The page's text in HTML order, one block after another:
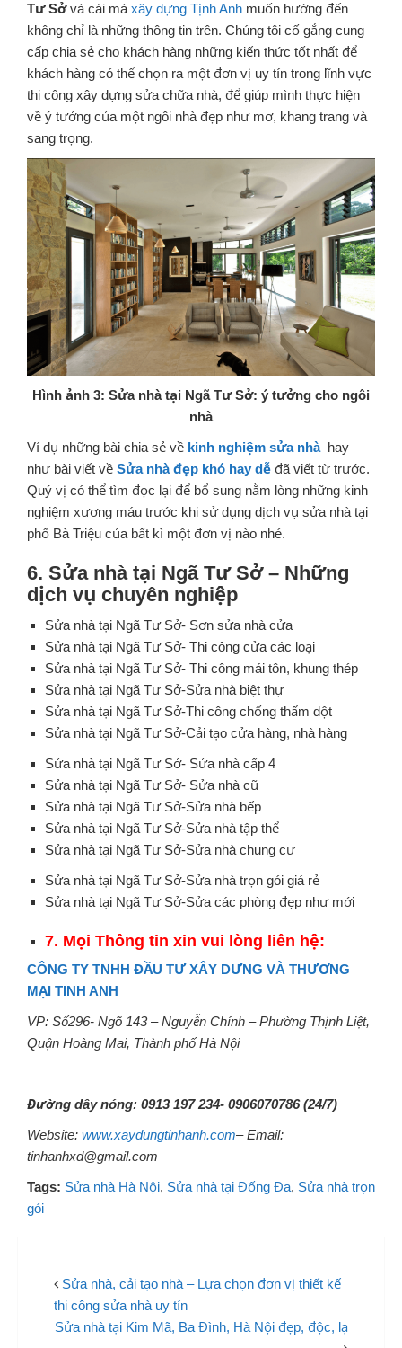
Tư Sởvà cái màxây dựng Tịnh Anh muốn hướng đến
không chỉ là những thông tin trên. Chúng tôi cố gắng cung
cấp chia sẻ cho khách hàng những kiến thức tốt nhất để
khách hàng có thể chọn ra một đơn vị uy tín trong lĩnh vực
thi công xây dựng sửa chữa nhà, để giúp mình thực hiện
về ý tưởng của một ngôi nhà đẹp như mơ, khang trang và
sang trọng.
Hình ảnh 3: Sửa nhà tại Ngã Tư Sở: ý tưởng cho ngôi
nhà
Ví dụ những bài chia sẻ về kinh nghiệm sửa nhà hay
như bài viết về Sửa nhà đẹp khó hay dễ đã viết từ trước.
Quý vị có thể tìm đọc lại để bổ sung nằm lòng những kinh
nghiệm xương máu trước khi sử dụng dịch vụ sửa nhà tại
phố Bà Triệu của bất kì một đơn vị nào nhé.
6. Sửa nhà tại Ngã Tư Sở – Những
dịch vụ chuyên nghiệp
Sửa nhà tại Ngã Tư Sở- Sơn sửa nhà cửa
Sửa nhà tại Ngã Tư Sở- Thi công cửa các loại
Sửa nhà tại Ngã Tư Sở- Thi công mái tôn, khung thép
Sửa nhà tại Ngã Tư Sở-Sửa nhà biệt thự
Sửa nhà tại Ngã Tư Sở-Thi công chống thấm dột
Sửa nhà tại Ngã Tư Sở-Cải tạo cửa hàng, nhà hàng
Sửa nhà tại Ngã Tư Sở- Sửa nhà cấp 4
Sửa nhà tại Ngã Tư Sở- Sửa nhà cũ
Sửa nhà tại Ngã Tư Sở-Sửa nhà bếp
Sửa nhà tại Ngã Tư Sở-Sửa nhà tập thể
Sửa nhà tại Ngã Tư Sở-Sửa nhà chung cư
Sửa nhà tại Ngã Tư Sở-Sửa nhà trọn gói giá rẻ
Sửa nhà tại Ngã Tư Sở-Sửa các phòng đẹp như mới
7. Mọi Thông tin xin vui lòng liên hệ:
CÔNG TY TNHH ĐẦU TƯ XÂY DƯNG VÀ THƯƠNG
MẠI TINH ANH
VP: Số296- Ngõ 143 – Nguyễn Chính – Phường Thịnh Liệt,
Quận Hoàng Mai, Thành phố Hà Nội
Đường dây nóng: 0913 197 234- 0906070786 (24/7)
Website: www.xaydungtinhanh.com– Email:
tinhanhxd@gmail.com
Tags: Sửa nhà Hà Nội, Sửa nhà tại Đống Đa, Sửa nhà trọn
gói
Sửa nhà, cải tạo nhà – Lựa chọn đơn vị thiết kế
thi công sửa nhà uy tín
Sửa nhà tại Kim Mã, Ba Đình, Hà Nội đẹp, độc, lạ